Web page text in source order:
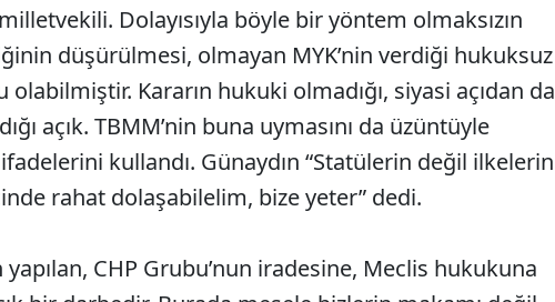
Dolayısıyla böyle bir yöntem olmaksızın
düşürülmesi, olmayan MYK’nin verdiği hukuksuz
Kararın hukuki olmadığı, siyasi açıdan da
açık. TBMM’nin buna uymasını da üzüntüyle
ifadelerini kullandı. Günaydın “Statülerin değil ilkelerin
rahat dolaşabilelim, bize yeter” dedi.
yapılan, CHP Grubu’nun iradesine, Meclis hukukuna